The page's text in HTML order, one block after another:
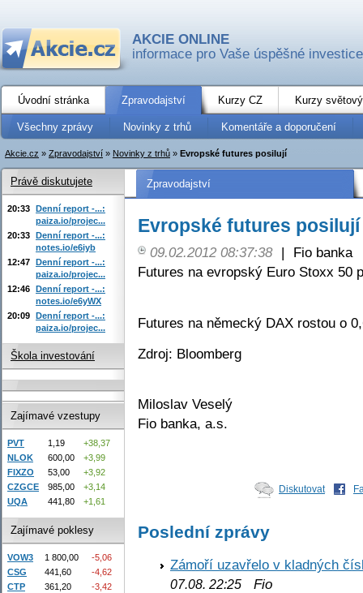
AKCIE ONLINE
informace pro Vaše úspěšné investice
Úvodní stránka Zpravodajství Kurzy CZ Kurzy
Všechny zprávy Novinky z trhů Komentáře a doporučení
Akcie.cz » Zpravodajství » Novinky z trhů » Evropské futures posilují
Zpravodajství
Evropské futures posilují
09.02.2012 08:37:38 |
Fio banka
Futures na evropský Euro Stoxx 50
Futures na německý DAX rostou o
Zdroj: Bloomberg
Miloslav Veselý
Fio banka, a.s.
Diskutovat
Poslední zprávy
Zámoří uzavřelo v kladných
07.08. 22:25 Fio
Právě diskutujete
20:33 Denní report -...:
paiza.io/projec...
20:33 Denní report -...:
notes.io/e6iyb
12:47 Denní report -...:
paiza.io/projec...
12:46 Denní report -...:
notes.io/e6yWX
20:09 Denní report -...:
paiza.io/projec...
Škola investování
Zajímavé vzestupy
PVT 1,19
+38,37
NLOK
600,00
+3,99
FIXZO
53,00
+3,92
CZGCE
985,00
+3,14
UQA
441,80 +1,61
Zajímavé poklesy
VOW3 1 800,00
-5,06
CSG
441,60
-4,62
CTP
361,20
-3,42